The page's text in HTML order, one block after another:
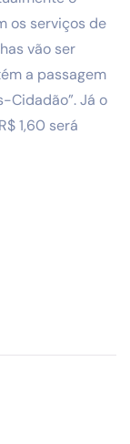
os serviços de
vão ser
a passagem
Cidadão”. Já o
1,60 será